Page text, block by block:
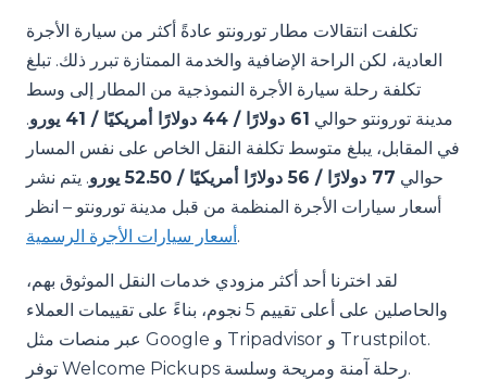
تكلفت انتقالات مطار تورونتو عادةً أكثر من سيارة الأجرة
العادية، لكن الراحة الإضافية والخدمة الممتازة تبرر ذلك. تبلغ
تكلفة رحلة سيارة الأجرة النموذجية من المطار إلى وسط
مدينة تورونتو حوالي 61 دولارًا / 44 دولارًا أمريكيًا / 41 يورو
.
في المقابل، يبلغ متوسط ​​تكلفة النقل الخاص على نفس المسار
حوالي 77 دولارًا / 56 دولارًا أمريكيًا / 52.50 يورو
. يتم نشر
أسعار سيارات الأجرة المنظمة من قبل مدينة تورونتو – انظر
أسعار سيارات الأجرة الرسمية.
لقد اخترنا أحد أكثر مزودي خدمات النقل الموثوق بهم،
والحاصلين على أعلى تقييم 5 نجوم، بناءً على تقييمات العملاء
عبر منصات مثل Google و Tripadvisor و Trustpilot.
توفر Welcome Pickups رحلة آمنة ومريحة وسلسة.